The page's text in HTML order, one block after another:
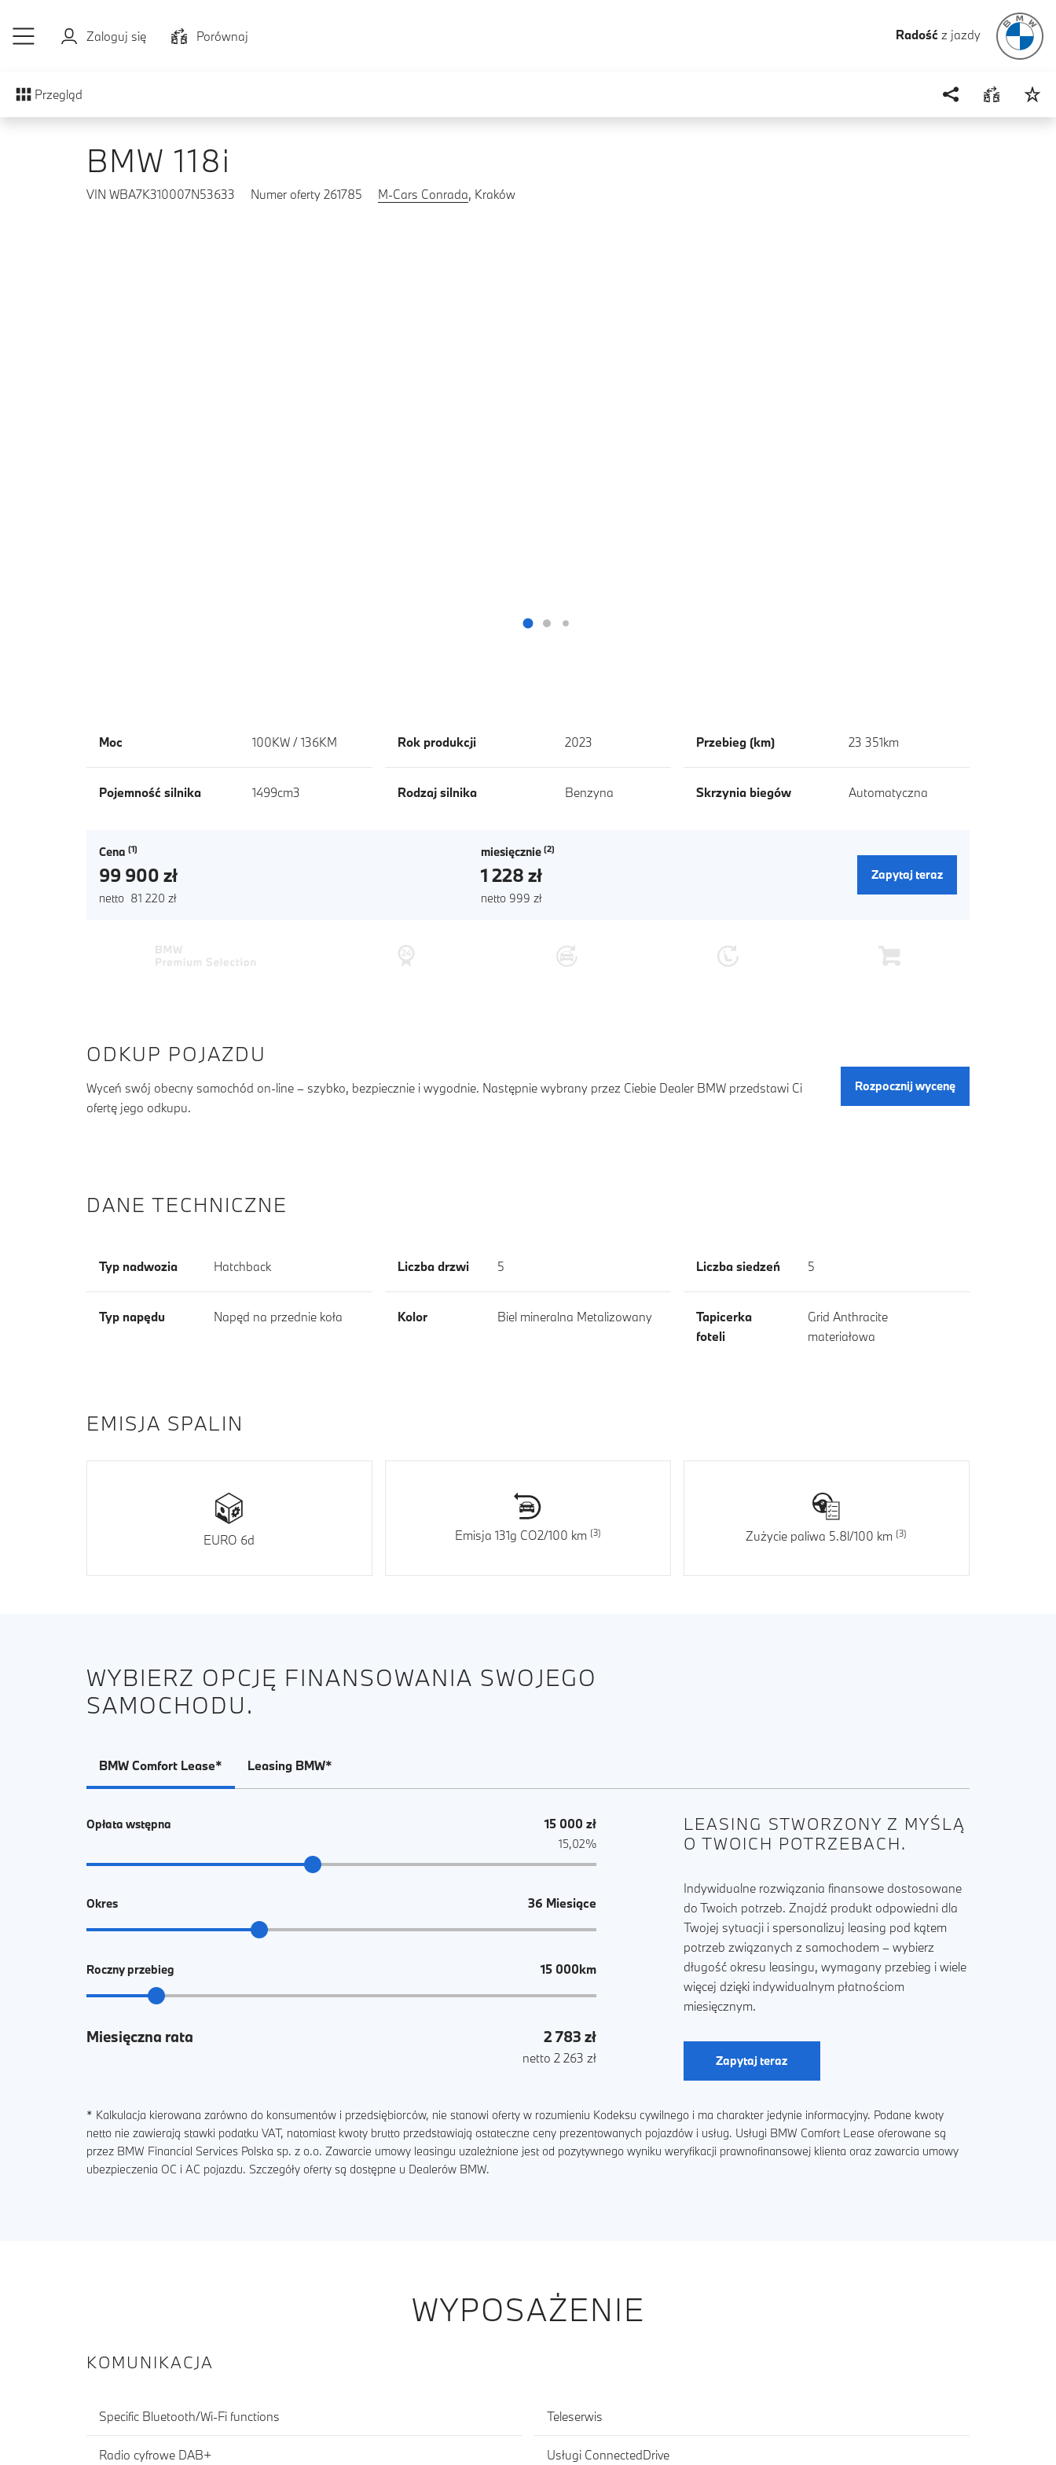
Zaloguj się
Porównaj Radość z jazdy
Przegląd
BMW 118i
VIN WBA7K310007N53633 Numer oferty 261785 M-Cars Conrada, Kraków
Moc 100KW / 136KM
Pojemność silnika 1499cm3
Rok produkcji 2023
Rodzaj silnika Benzyna
Przebieg (km) 23 351km
Skrzynia biegów Automatyczna
Cena
99 900 zł
netto 81 220 zł
miesięcznie
1 228 zł
netto 999 zł
Zapytaj teraz
ODKUP POJAZDU
Wyceń swój obecny samochód on-line – szybko, bezpiecznie i wygodnie. Następnie wybrany przez Ciebie Dealer BMW przedstawi Ci
ofertę jego odkupu.
Rozpocznij wycenę
DANE TECHNICZNE
Typ nadwozia Hatchback
Typ napędu Napęd na przednie koła
Liczba drzwi 5
Kolor Biel mineralna Metalizowany
Liczba siedzeń 5
Tapicerka
foteli
Grid Anthracite
materiałowa
EMISJA SPALIN
EURO 6d Emisja 131g CO2/100 km Zużycie paliwa 5.8l/100 km
WYBIERZ OPCJĘ FINANSOWANIA SWOJEGO
SAMOCHODU.
BMW Comfort Lease* Leasing BMW*
Opłata wstępna 15 000 zł
15,02%
Okres 36 Miesiące
Roczny przebieg 15 000km
Miesięczna rata 2 783 zł
netto 2 263 zł
LEASING STWORZONY Z MYŚLĄ
O TWOICH POTRZEBACH.
Indywidualne rozwiązania finansowe dostosowane
do Twoich potrzeb. Znajdź produkt odpowiedni dla
Twojej sytuacji i spersonalizuj leasing pod kątem
potrzeb związanych z samochodem – wybierz
długość okresu leasingu, wymagany przebieg i wiele
więcej dzięki indywidualnym płatnościom
miesięcznym.
Zapytaj teraz
* Kalkulacja kierowana zarówno do konsumentów i przedsiębiorców, nie stanowi oferty w rozumieniu Kodeksu cywilnego i ma charakter jedynie informacyjny. Podane kwoty
netto nie zawierają stawki podatku VAT, natomiast kwoty brutto przedstawiają ostateczne ceny prezentowanych pojazdów i usług. Usługi BMW Comfort Lease oferowane są
przez BMW Financial Services Polska sp. z o.o. Zawarcie umowy leasingu uzależnione jest od pozytywnego wyniku weryfikacji prawnofinansowej klienta oraz zawarcia umowy
ubezpieczenia OC i AC pojazdu. Szczegóły oferty są dostępne u Dealerów BMW.
WYPOSAŻENIE
KOMUNIKACJA
Specific Bluetooth/Wi-Fi functions
Radio cyfrowe DAB+
Teleserwis
Usługi ConnectedDrive